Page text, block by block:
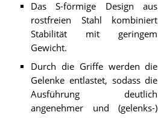
Das S-förmige Design aus
rostfreien Stahl kombiniert
Stabilität mit geringem
Gewicht.
Durch die Griffe werden die
Gelenke entlastet, sodass die
Ausführung deutlich
angenehmer und (gelenks-)